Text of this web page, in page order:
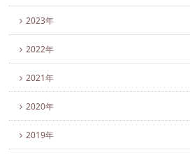
2023年
2022年
2021年
2020年
2019年